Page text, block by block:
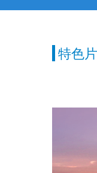
特色